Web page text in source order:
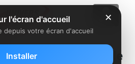
a testé le
✕
l'écran d'accueil
depuis votre écran d'accueil
Installer